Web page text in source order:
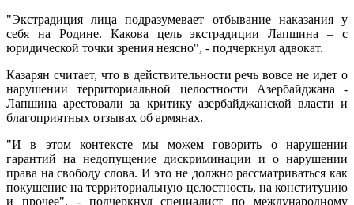
"Экстрадиция лица подразумевает отбывание наказания у
себя на Родине. Какова цель экстрадиции Лапшина – с
юридической точки зрения неясно", - подчеркнул адвокат.
Казарян считает, что в действительности речь вовсе не идет о
нарушении территориальной целостности Азербайджана -
Лапшина арестовали за критику азербайджанской власти и
благоприятных отзывах об армянах.
"И в этом контексте мы можем говорить о нарушении
гарантий на недопущение дискриминации и о нарушении
права на свободу слова. И это не должно рассматриваться как
покушение на территориальную целостность, на конституцию
и прочее", - подчеркнул специалист по международному